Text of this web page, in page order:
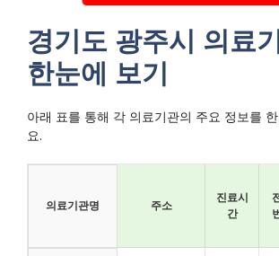
경기도 광주시 의료
한눈에 보기
아래 표를 통해 각 의료기관의 주요 정보를
요.
의료기관명 주소
진료시
간